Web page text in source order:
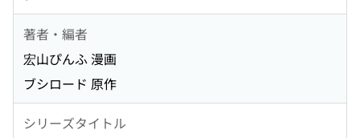
著者・編者
宏山ぴんふ 漫画
ブシロード 原作
シリーズタイトル